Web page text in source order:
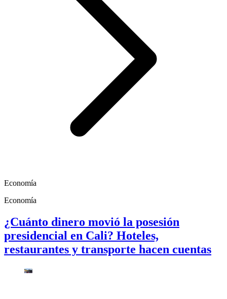
Economía
Economía
¿Cuánto dinero movió la posesión
presidencial en Cali? Hoteles,
restaurantes y transporte hacen cuentas